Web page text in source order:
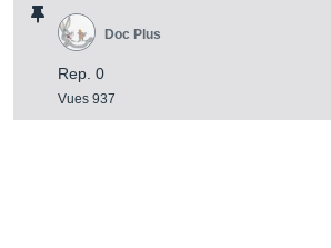
Rep. 0
Vues 937
Doc Plus